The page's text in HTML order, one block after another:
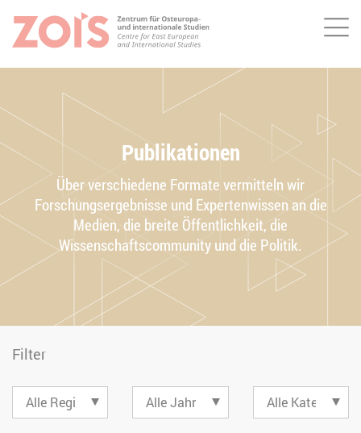
ZUM HAUPTINHALT SPRINGEN
ZUR SUCHE SPRINGEN
Publikationen
Über verschiedene Formate vermitteln wir
Forschungsergebnisse und Expertenwissen an die
Medien, die breite Öffentlichkeit, die
Wissenschaftscommunity und die Politik.
Filter